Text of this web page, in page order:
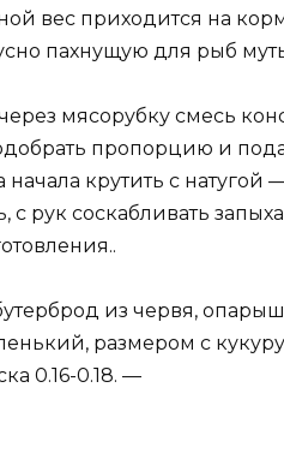
вес приходится на
пахнущую для рыб
мясорубку смесь
пропорцию и
крутить с натугой
с рук соскабливать
из червя,
размером с
0.16-0.18. —